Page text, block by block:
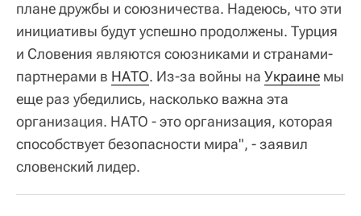
плане дружбы и союзничества. Надеюсь, что эти
инициативы будут успешно продолжены. Турция
и Словения являются союзниками и странами-
партнерами в НАТО. Из-за войны на Украине мы
еще раз убедились, насколько важна эта
организация. НАТО - это организация, которая
способствует безопасности мира", - заявил
словенский лидер.